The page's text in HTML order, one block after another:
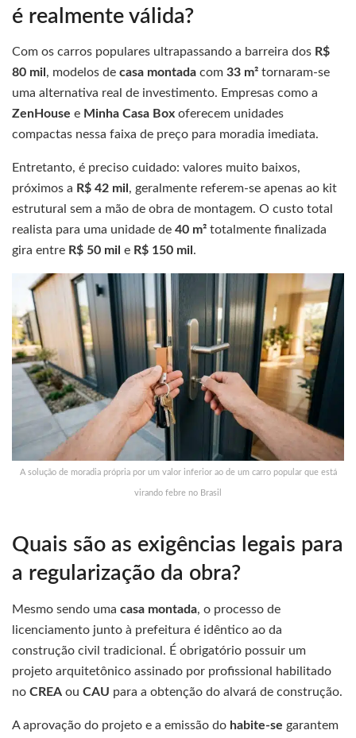
é realmente válida?
Com os carros populares ultrapassando a barreira dos R$
80 mil , modelos de casa montada com 33 m² tornaram-se
uma alternativa real de investimento. Empresas como a
ZenHouse e Minha Casa Box oferecem unidades
compactas nessa faixa de preço para moradia imediata.
Entretanto, é preciso cuidado: valores muito baixos,
próximos a R$ 42 mil , geralmente referem-se apenas ao kit
estrutural sem a mão de obra de montagem. O custo total
realista para uma unidade de 40 m² totalmente finalizada
gira entre R$ 50 mil e R$ 150 mil .
A solução de moradia própria por um valor inferior ao de um carro popular que está
virando febre no Brasil
Quais são as exigências legais para
a regularização da obra?
Mesmo sendo uma casa montada, o processo de
licenciamento junto à prefeitura é idêntico ao da
construção civil tradicional. É obrigatório possuir um
projeto arquitetônico assinado por profissional habilitado
no CREA ou CAU para a obtenção do alvará de construção.
A aprovação do projeto e a emissão do habite-se garantem